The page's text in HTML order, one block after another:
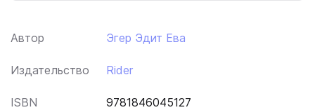
Автор Эгер Эдит Ева
Издательство Rider
ISBN 9781846045127